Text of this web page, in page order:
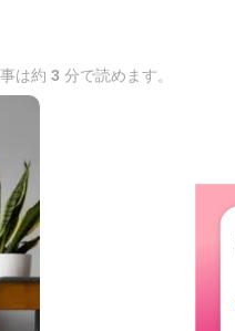
は約 3 分で読めます。